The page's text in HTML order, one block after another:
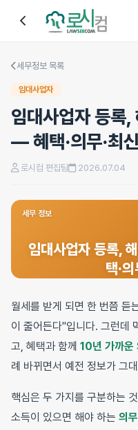
세무정보 목록
임대사업자
임대사업자 등록,
— 혜택·의무·최
로시컴 편집팀 2026.07.04
세무 정보
임대사업자 등록,
택·
월세를 받게 되면 한 번쯤 듣
이 줄어든다"입니다. 그런데
고, 혜택과 함께 10년 가까운
례 바뀌면서 예전 정보가 그
핵심은 두 가지를 구분하는
소득이 있으면 해야 하는 의무